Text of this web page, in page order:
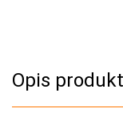
Opis